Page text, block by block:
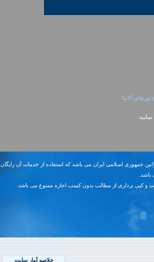
آلانيا
جمهوری اسلامی ایران می باشد که استفاده از خدمات آن رایگان
و کپی برداری از مطالب بدون کسب اجازه ممنوع می باشد.